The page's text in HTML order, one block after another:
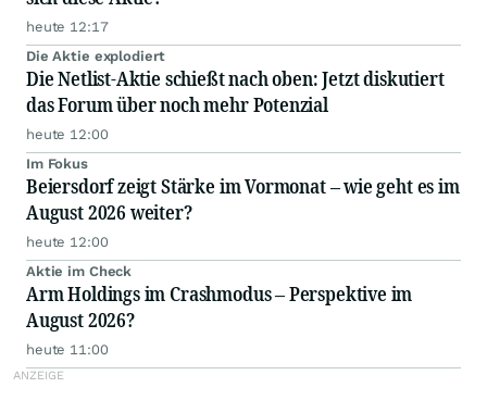
heute 12:17
Die Aktie explodiert
Die Netlist-Aktie schießt nach oben: Jetzt diskutiert
das Forum über noch mehr Potenzial
heute 12:00
Im Fokus
Beiersdorf zeigt Stärke im Vormonat – wie geht es im
August 2026 weiter?
heute 12:00
Aktie im Check
Arm Holdings im Crashmodus – Perspektive im
August 2026?
heute 11:00